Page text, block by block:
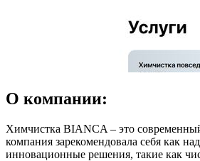
О компании:
Химчистка BIANCA – это
компания зарекомендовала себя как
инновационные решения, такие как